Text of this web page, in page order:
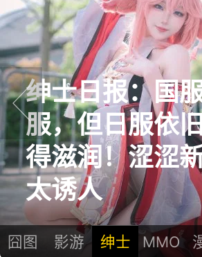
绅士日报：国
服，但日服依
得滋润！涩涩
太诱人
prev
囧图 影游 绅士 MMO